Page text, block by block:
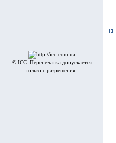
© ICC. Перепечатка допускается
только с разрешения .